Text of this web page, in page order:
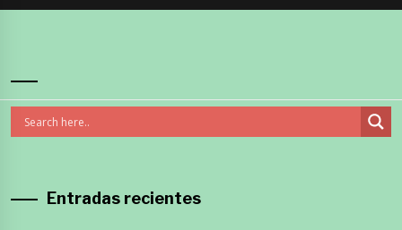
Entradas recientes